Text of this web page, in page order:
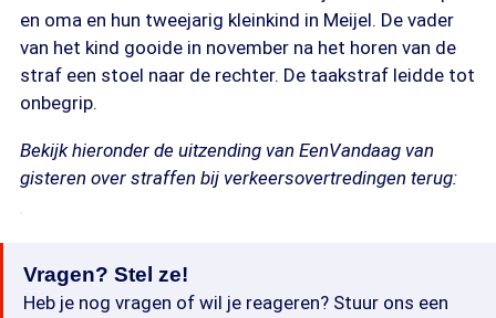
en oma en hun tweejarig kleinkind in Meijel. De vader
van het kind gooide in november na het horen van de
straf een stoel naar de rechter. De taakstraf leidde tot
onbegrip.
Bekijk hieronder de uitzending van EenVandaag van
gisteren over straffen bij verkeersovertredingen terug:
Vragen? Stel ze!
Heb je nog vragen of wil je reageren? Stuur ons een